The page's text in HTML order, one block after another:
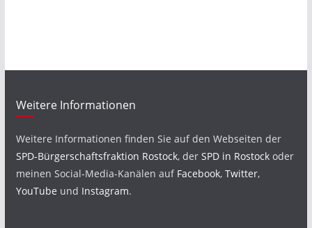
Weitere Informationen
Weitere Informationen finden Sie auf den Webseiten der
SPD-Bürgerschaftsfraktion Rostock, der SPD in Rostockoder
meinen Social-Media-Kanälen auf Facebook, Twitter,
YouTube und Instagram.